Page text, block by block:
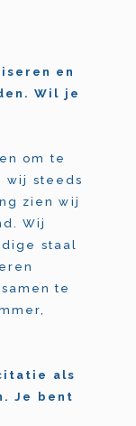
en
Wil je
om te
wij steeds
zien wij
Wij
staal
te
als
Je bent